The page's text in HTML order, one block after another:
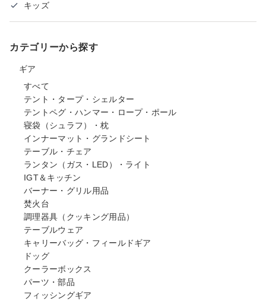
キッズ
カテゴリーから探す
ギア
すべて
テント・タープ・シェルター
テントペグ・ハンマー・ロープ・ポール
寝袋（シュラフ）・枕
インナーマット・グランドシート
テーブル・チェア
ランタン（ガス・LED）・ライト
IGT＆キッチン
バーナー・グリル用品
焚火台
調理器具（クッキング用品）
テーブルウェア
キャリーバッグ・フィールドギア
ドッグ
クーラーボックス
パーツ・部品
フィッシングギア